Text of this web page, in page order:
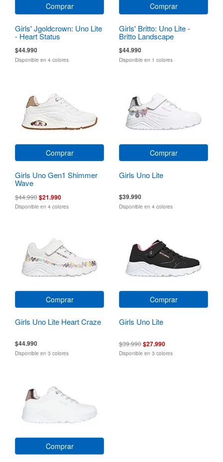
Comprar
Girls' Jgoldcrown: Uno Lite
- Heart Status
$44.990
Disponible en 4 colores
Comprar
Girls' Britto: Uno Lite -
Britto Landscape
$44.990
Disponible en 1 colores
Comprar
Girls Uno Gen1 Shimmer
Wave
$44.990$21.990
Disponible en 4 colores
Comprar
Girls Uno Lite
$39.990
Disponible en 4 colores
Comprar
Girls Uno Lite Heart Craze
$44.990
Disponible en 3 colores
Comprar
Girls Uno Lite
$39.990$27.990
Disponible en 3 colores
Comprar